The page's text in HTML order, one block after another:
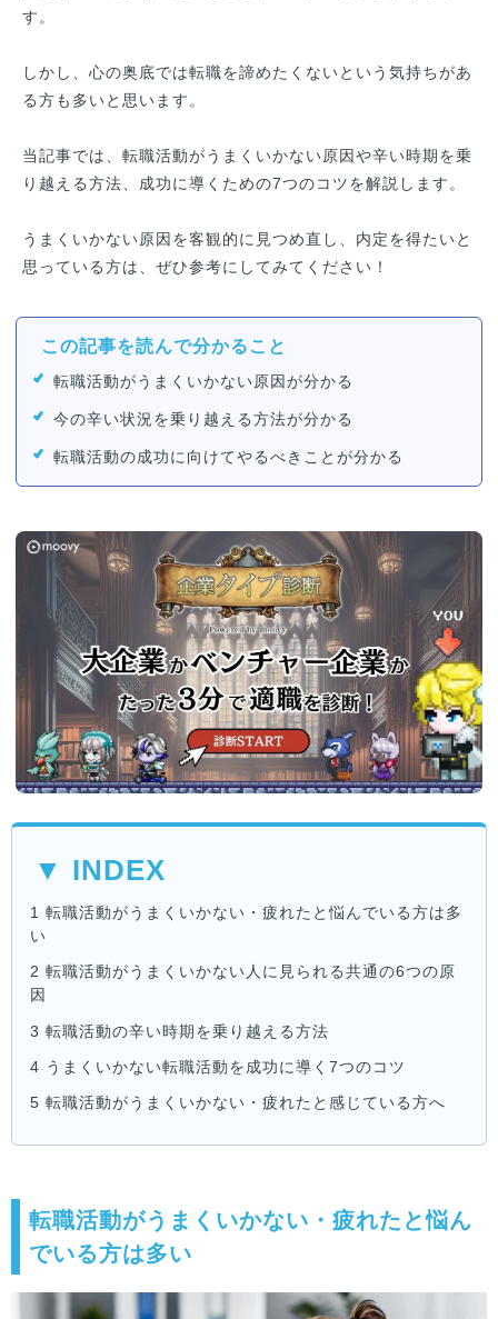
す。
しかし、心の奥底では転職を諦めたくないという気持ちがあ
る方も多いと思います。
当記事では、転職活動がうまくいかない原因や辛い時期を乗
り越える方法、成功に導くための7つのコツを解説します。
うまくいかない原因を客観的に見つめ直し、内定を得たいと
思っている方は、ぜひ参考にしてみてください！
この記事を読んで分かること
転職活動がうまくいかない原因が分かる
今の辛い状況を乗り越える方法が分かる
転職活動の成功に向けてやるべきことが分かる
▼ INDEX
1 転職活動がうまくいかない・疲れたと悩んでいる方は多
い
2 転職活動がうまくいかない人に見られる共通の6つの原
因
3 転職活動の辛い時期を乗り越える方法
4 うまくいかない転職活動を成功に導く7つのコツ
5 転職活動がうまくいかない・疲れたと感じている方へ
転職活動がうまくいかない・疲れたと悩ん
でいる方は多い